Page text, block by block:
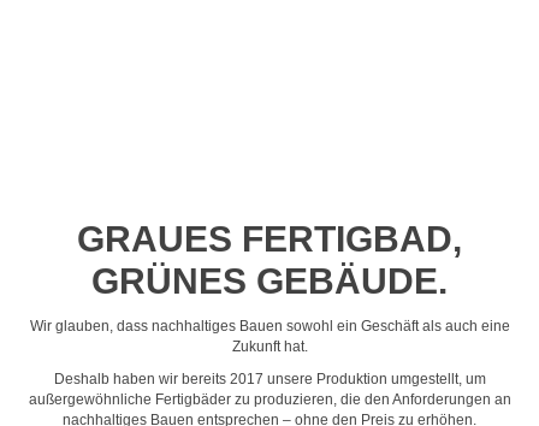
GRAUES FERTIGBAD,
GRÜNES GEBÄUDE.
Wir glauben, dass nachhaltiges Bauen sowohl ein Geschäft als auch eine
Zukunft hat.
Deshalb haben wir bereits 2017 unsere Produktion umgestellt, um
außergewöhnliche Fertigbäder zu produzieren, die den Anforderungen an
nachhaltiges Bauen entsprechen – ohne den Preis zu erhöhen.